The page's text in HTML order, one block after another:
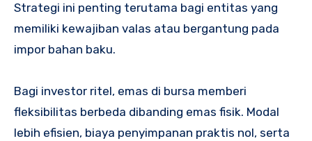
Strategi ini penting terutama bagi entitas yang
memiliki kewajiban valas atau bergantung pada
impor bahan baku.
Bagi investor ritel, emas di bursa memberi
fleksibilitas berbeda dibanding emas fisik. Modal
lebih efisien, biaya penyimpanan praktis nol, serta